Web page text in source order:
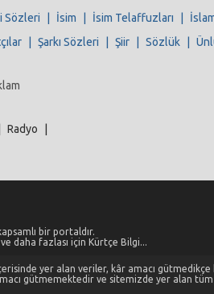
Sözleri İsim İsim Telaffuzları
Şarkı Sözleri Şiir Sözlük
Radyo
bir portaldır.
daha fazlası için Kürtçe Bilgi...
yer alan veriler, kâr amacı gütmedikçe
gütmemektedir ve sitemizde yer alan